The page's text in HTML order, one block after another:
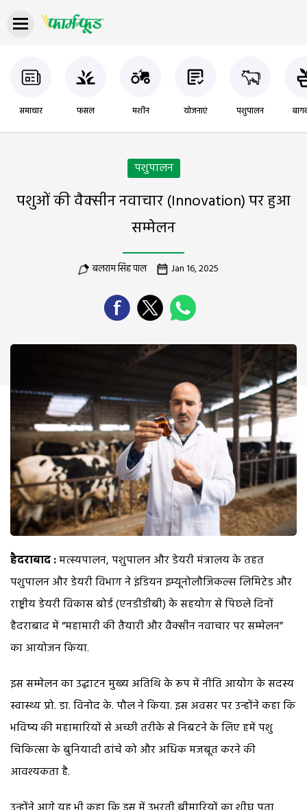
समाचार फसल मशीन योजनाएं पशुपालन
पशुपालन
पशुओं की वैक्सीन नवाचार (Innovation) पर हुआ
सम्मेलन
बलराम सिंह पाल Jan 16, 2025
हैदराबाद :मत्स्यपालन, पशुपालन और डेयरी मंत्रालय के तहत
पशुपालन और डेयरी विभाग ने इंडियन इम्यूनोलौजिकल्स लिमिटेड और
राष्ट्रीय डेयरी विकास बोर्ड (एनडीडीबी) के सहयोग से पिछले दिनों
हैदराबाद में “महामारी की तैयारी और वैक्सीन नवाचार पर सम्मेलन”
का आयोजन किया.
इस सम्मेलन का उद्घाटन मुख्य अतिथि के रूप में नीति आयोग के सदस्य
स्वास्थ्य प्रो. डा. विनोद के. पौल ने किया. इस अवसर पर उन्होंने कहा कि
भविष्य की महामारियों से अच्छी तरीके से निबटने के लिए हमें पशु
चिकित्सा के बुनियादी ढांचे को और अधिक मजबूत करने की
आवश्यकता है.